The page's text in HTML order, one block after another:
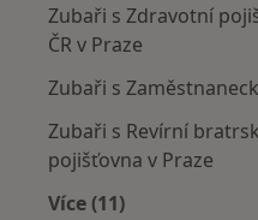
Zubaři s Zdravotní
ČR v Praze
Zubaři s
Zubaři s Revírní
pojišťovna v Praze
Více (11)